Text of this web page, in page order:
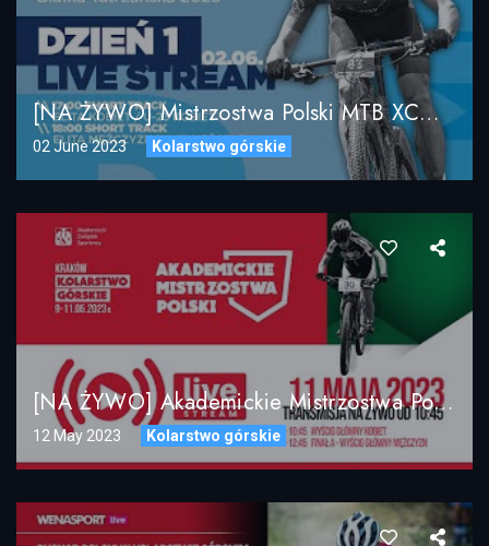
[NA ŻYWO] Mistrzostwa Polski MTB XCO / Białka Tatrzańska 2023 / DZIEŃ 1
02 June 2023 Kolarstwo górskie
[NA ŻYWO] Akademickie Mistrzostwa Polski W Kolarstwie Górskim, Kraków 11.05.2023 – LIVE STREAM
12 May 2023 Kolarstwo górskie